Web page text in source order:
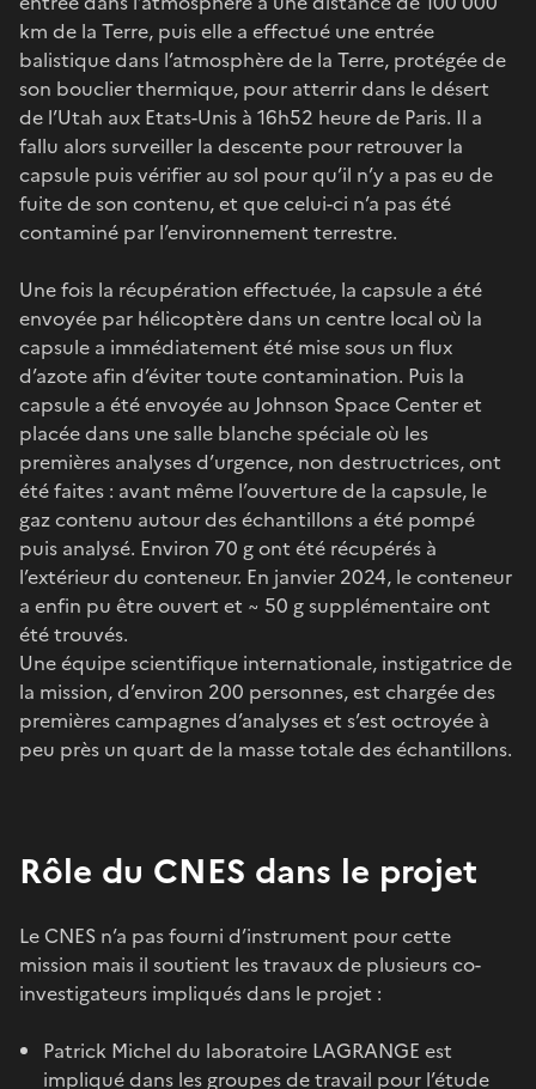
km de la Terre, puis elle a effectué une entrée
balistique dans l’atmosphère de la Terre, protégée de
son bouclier thermique, pour atterrir dans le désert
de l’Utah aux Etats-Unis à 16h52 heure de Paris. Il a
fallu alors surveiller la descente pour retrouver la
capsule puis vérifier au sol pour qu’il n’y a pas eu de
fuite de son contenu, et que celui-ci n’a pas été
contaminé par l’environnement terrestre.
Une fois la récupération effectuée, la capsule a été
envoyée par hélicoptère dans un centre local où la
capsule a immédiatement été mise sous un flux
d’azote afin d’éviter toute contamination. Puis la
capsule a été envoyée au Johnson Space Center et
placée dans une salle blanche spéciale où les
premières analyses d’urgence, non destructrices, ont
été faites : avant même l’ouverture de la capsule, le
gaz contenu autour des échantillons a été pompé
puis analysé. Environ 70 g ont été récupérés à
l’extérieur du conteneur. En janvier 2024, le conteneur
a enfin pu être ouvert et ~ 50 g supplémentaire ont
été trouvés.
Une équipe scientifique internationale, instigatrice de
la mission, d’environ 200 personnes, est chargée des
premières campagnes d’analyses et s’est octroyée à
peu près un quart de la masse totale des échantillons.
Rôle du CNES dans le projet
Le CNES n’a pas fourni d’instrument pour cette
mission mais il soutient les travaux de plusieurs co-
investigateurs impliqués dans le projet :
Patrick Michel du laboratoire LAGRANGE est
impliqué dans les groupes de travail pour l’étude